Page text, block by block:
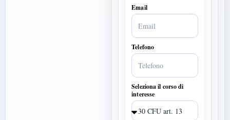
Email
Telefono
Seleziona il corso di
interesse